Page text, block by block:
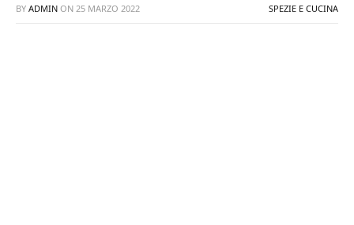
BY ADMIN ON 25 MARZO 2022 SPEZIE E CUCINA